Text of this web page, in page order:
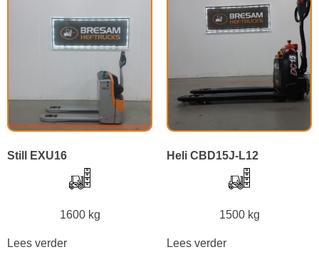
Still EXU16
1600 kg
Lees verder
Heli CBD15J-L12
1500 kg
Lees verder